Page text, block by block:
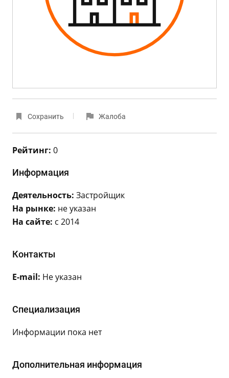
Сохранить Жалоба
Рейтинг: 0
Информация
Деятельность: Застройщик
На рынке: не указан
На сайте: с 2014
Контакты
E-mail: Не указан
Специализация
Информации пока нет
Дополнительная информация